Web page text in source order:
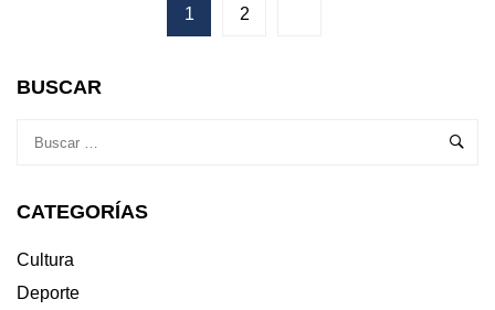
Á
GUARDA
21
COAS
DE
E
1 2
BUSCAR
CATEGORÍAS
Cultura
Deporte